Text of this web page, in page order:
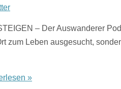
– Der Auswanderer
zum Leben ausgesucht,
»